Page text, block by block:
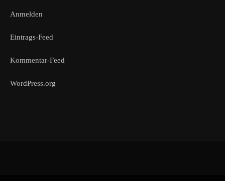
Anmelden
Eintrags-Feed
Kommentar-Feed
WordPress.org